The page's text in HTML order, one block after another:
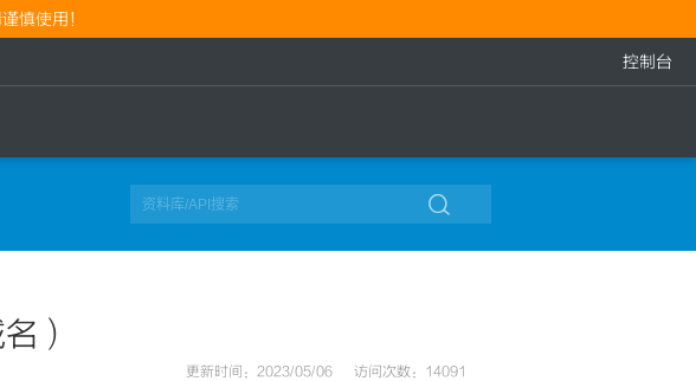
慎使用！
控制台

）
更新时间：2023/05/06 访问次数：14091